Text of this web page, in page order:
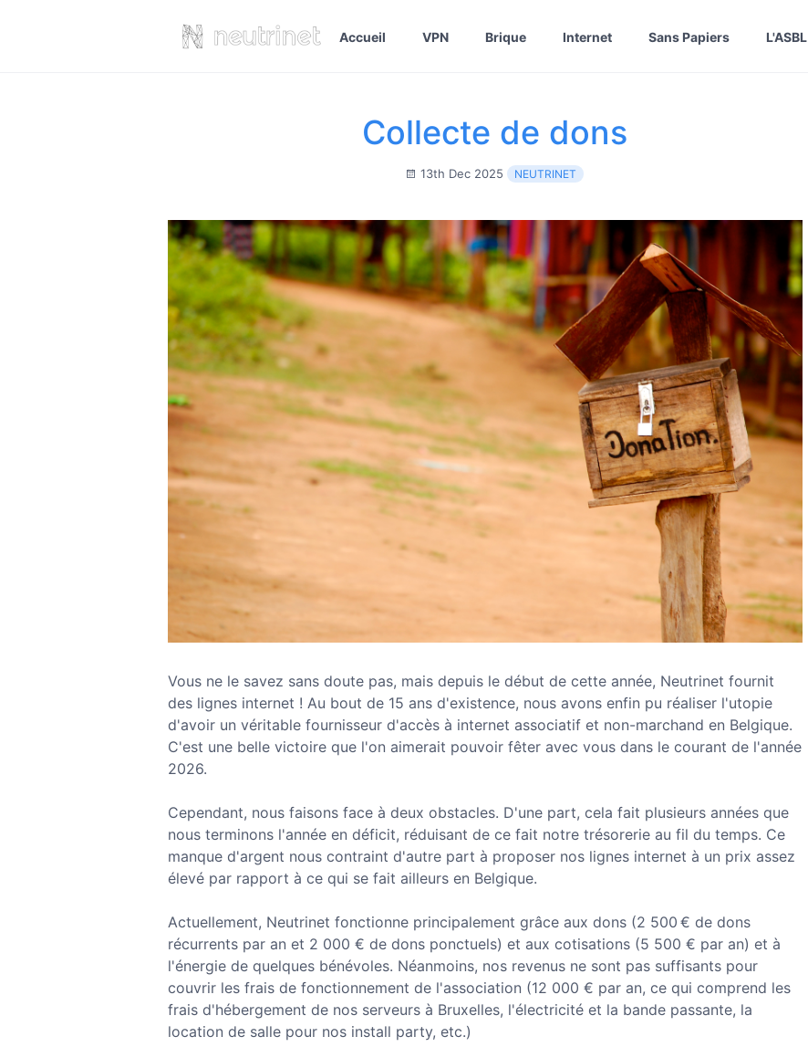
Accueil VPN Brique Internet Sans Papiers L'ASBL
Collecte de dons
13th Dec 2025 NEUTRINET
Vous ne le savez sans doute pas, mais depuis le début de cette année, Neutrinet fournit
des lignes internet ! Au bout de 15 ans d'existence, nous avons enfin pu réaliser l'utopie
d'avoir un véritable fournisseur d'accès à internet associatif et non-marchand en Belgique.
C'est une belle victoire que l'on aimerait pouvoir fêter avec vous dans le courant de l'année
2026.
Cependant, nous faisons face à deux obstacles. D'une part, cela fait plusieurs années que
nous terminons l'année en déficit, réduisant de ce fait notre trésorerie au fil du temps. Ce
manque d'argent nous contraint d'autre part à proposer nos lignes internet à un prix assez
élevé par rapport à ce qui se fait ailleurs en Belgique.
Actuellement, Neutrinet fonctionne principalement grâce aux dons (2 500 € de dons
récurrents par an et 2 000 € de dons ponctuels) et aux cotisations (5 500 € par an) et à
l'énergie de quelques bénévoles. Néanmoins, nos revenus ne sont pas suffisants pour
couvrir les frais de fonctionnement de l'association (12 000 € par an, ce qui comprend les
frais d'hébergement de nos serveurs à Bruxelles, l'électricité et la bande passante, la
location de salle pour nos install party, etc.)